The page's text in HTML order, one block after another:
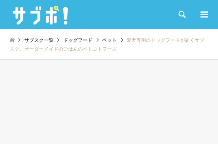
検索
サブスク一覧 ドッグフード ペット
愛犬専用のドッグフードが届くサブ
スク。オーダーメイドのごはんのペトコトフーズ